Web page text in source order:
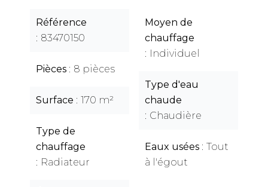
Référence
83470150
Pièces 8 pièces
Surface 170 m²
Type de
chauffage
Radiateur
Moyen de
chauffage
Individuel
Type d'eau
chaude
Chaudière
Eaux usées
Tout
à l'égout